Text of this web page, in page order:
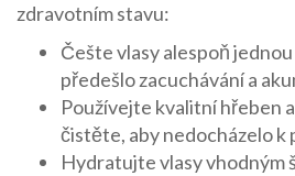
zdravotním stavu:
Češte vlasy alespoň
předešlo zacuchávání a
Používejte kvalitní hřeben
čistěte, aby nedocházelo k
Hydratujte vlasy vhodným